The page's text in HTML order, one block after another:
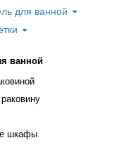
для ванной
ванной
шкафы